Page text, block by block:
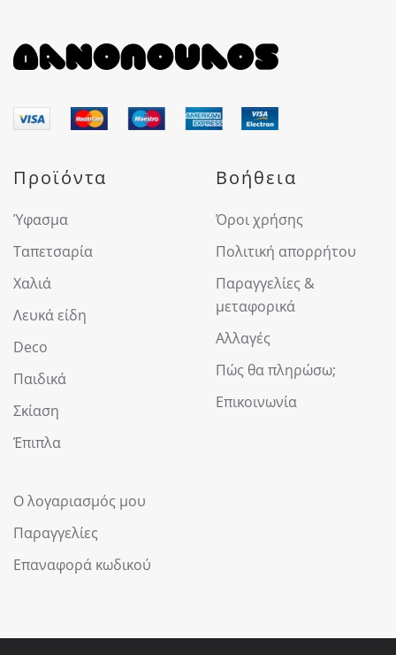
Προϊόντα
Ύφασμα
Ταπετσαρία
Χαλιά
Λευκά είδη
Deco
Παιδικά
Σκίαση
Έπιπλα
Βοήθεια
Όροι χρήσης
Πολιτική απορρήτου
Παραγγελίες &
μεταφορικά
Αλλαγές
Πώς θα πληρώσω;
Επικοινωνία
Ο λογαριασμός μου
Παραγγελίες
Επαναφορά κωδικού